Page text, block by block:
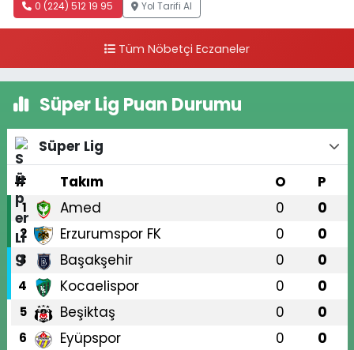
0 (224) 512 19 95 Yol Tarifi Al
Tüm Nöbetçi Eczaneler
Süper Lig Puan Durumu
Süper Lig
#
Takım O P
1 Amed 0 0
2 Erzurumspor FK 0 0
3 Başakşehir 0 0
4 Kocaelispor 0 0
5 Beşiktaş 0 0
6 Eyüpspor 0 0